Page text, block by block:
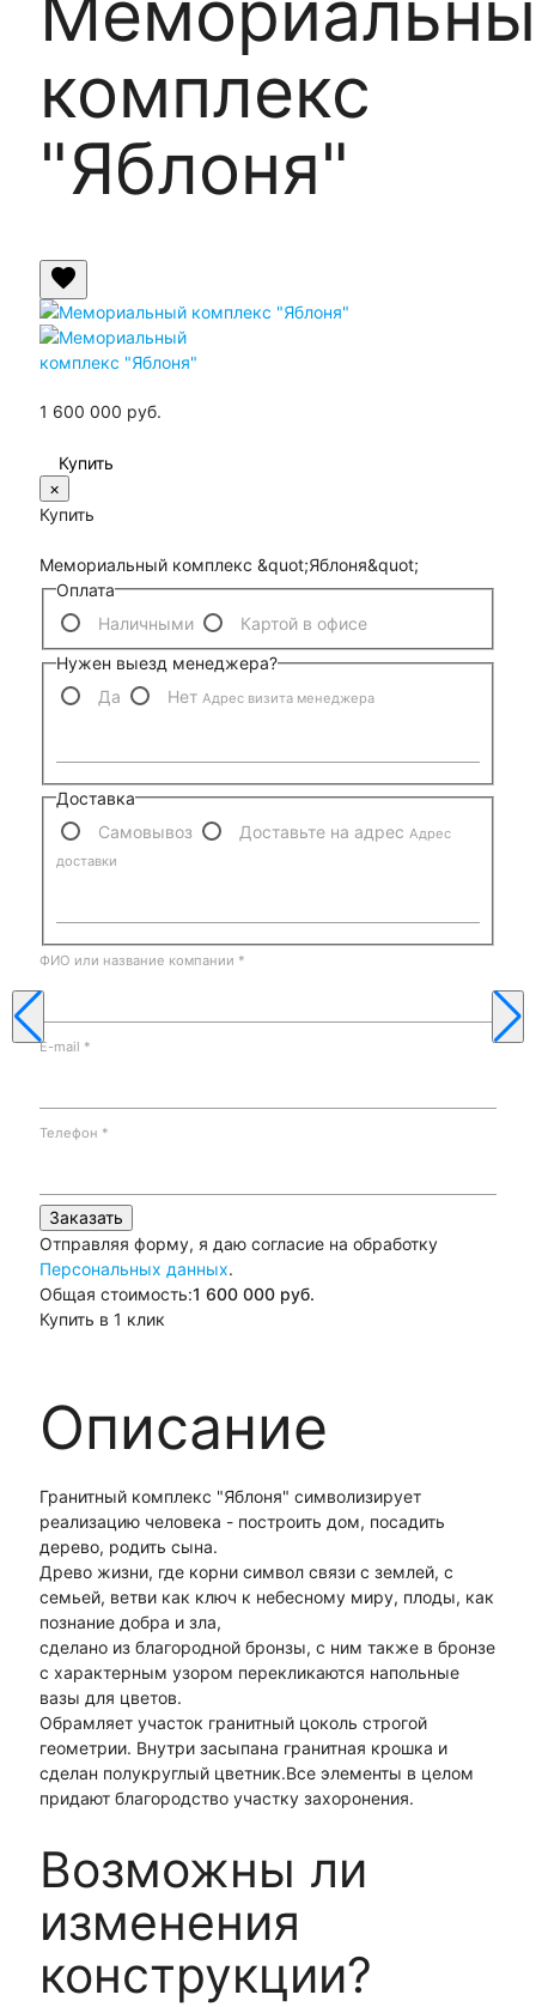
комплекс
"Яблоня"
favorite
1 600 000 руб.
×
Купить
Мемориальный комплекс &quot;Яблоня&quot;
Оплата
Наличными
Картой в офисе
Нужен выезд менеджера?
Да
Нет Адрес визита менеджера
Доставка
Самовывоз
Доставьте на адрес Адрес
доставки
ФИО или название компании *
E-mail *
Телефон *
Заказать
Отправляя форму, я даю согласие на обработку
Персональных данных.
Общая стоимость:1 600 000руб.
Купить в 1 клик
Описание
Гранитный комплекс "Яблоня" символизирует
реализацию человека - построить дом, посадить
дерево, родить сына.
Древо жизни, где корни символ связи с землей, с
семьей, ветви как ключ к небесному миру, плоды, как
познание добра и зла,
сделано из благородной бронзы, с ним также в бронзе
с характерным узором перекликаются напольные
вазы для цветов.
Обрамляет участок гранитный цоколь строгой
геометрии. Внутри засыпана гранитная крошка и
сделан полукруглый цветник.Все элементы в целом
придают благородство участку захоронения.
Возможны ли
изменения
конструкции?